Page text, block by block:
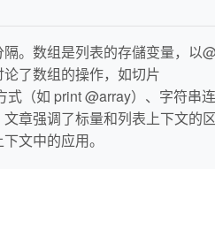
。数组是列表的存儲变量，以
了数组的操作，如切片
（如 print @array）、字符串
章强调了标量和列表上下文的
文中的应用。